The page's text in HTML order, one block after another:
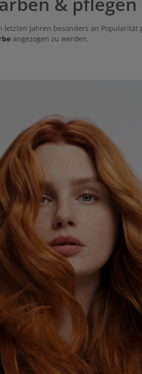
Jahren besonders an
angezogen zu werden.